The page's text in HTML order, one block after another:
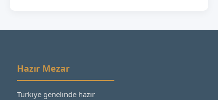
Hazır Mezar
Türkiye genelinde hazır